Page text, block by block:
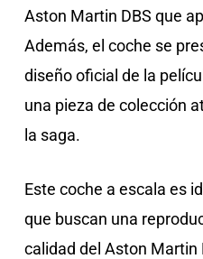
Aston Martin DBS que
Además, el coche se
diseño oficial de la
una pieza de colección
la saga.
Este coche a escala es
que buscan una
calidad del Aston Martin